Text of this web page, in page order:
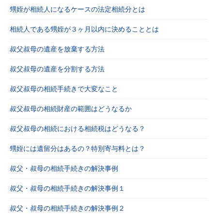
甥姪が相続人になるケースの法定相続分とは
相続人である甥姪が３ヶ月以内に決めることとは
叔父叔母の遺産を放棄する方法
叔父叔母の遺産を分割する方法
叔父叔母の相続手続きで大変なこと
叔父叔母の相続財産の範囲はどうなるか
叔父叔母の相続における相続税はどうなる？
甥姪には遺留分はあるの？特別寄与料とは？
叔父・叔母の相続手続きの解決事例
叔父・叔母の相続手続きの解決事例１
叔父・叔母の相続手続きの解決事例２